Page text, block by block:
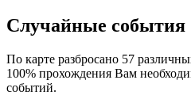
Случайные события
По карте разбросано 57
100% прохождения Вам
событий.